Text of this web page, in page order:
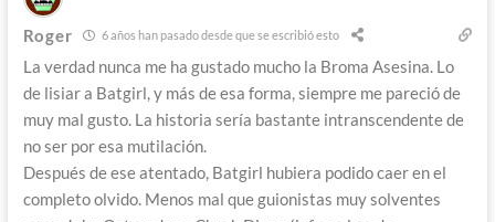
Roger 6 años han pasado desde que se escribió esto
La verdad nunca me ha gustado mucho la Broma Asesina. Lo
de lisiar a Batgirl, y más de esa forma, siempre me pareció de
muy mal gusto. La historia sería bastante intranscendente de
no ser por esa mutilación.
Después de ese atentado, Batgirl hubiera podido caer en el
completo olvido. Menos mal que guionistas muy solventes